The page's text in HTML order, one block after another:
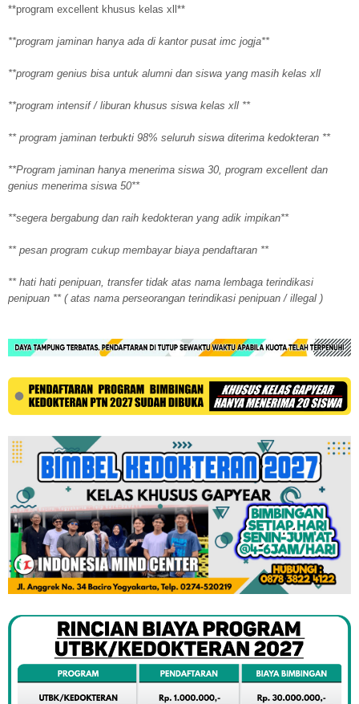
**program excellent khusus kelas xll**
**program jaminan hanya ada di kantor pusat imc jogja**
**program genius bisa untuk alumni dan siswa yang masih kelas xll
**program intensif / liburan khusus siswa kelas xll **
** program jaminan terbukti 98% seluruh siswa diterima kedokteran **
**Program jaminan hanya menerima siswa 30, program excellent dan
genius menerima siswa 50**
**segera bergabung dan raih kedokteran yang adik impikan**
** pesan program cukup membayar biaya pendaftaran **
** hati hati penipuan, transfer tidak atas nama lembaga terindikasi
penipuan ** ( atas nama perseorangan terindikasi penipuan / illegal )